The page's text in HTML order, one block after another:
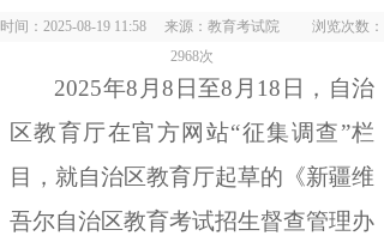
时间：2025-08-19 11:58 来源：教育考试院 浏览次数：
2968次
2025年8 月8 日至8 月 18 日 ， 自治
区教育厅在官方网 站“征集调查”栏
目
， 就自治区教育厅起草的 《新疆维
吾尔自治区教育考试招生督查管理办